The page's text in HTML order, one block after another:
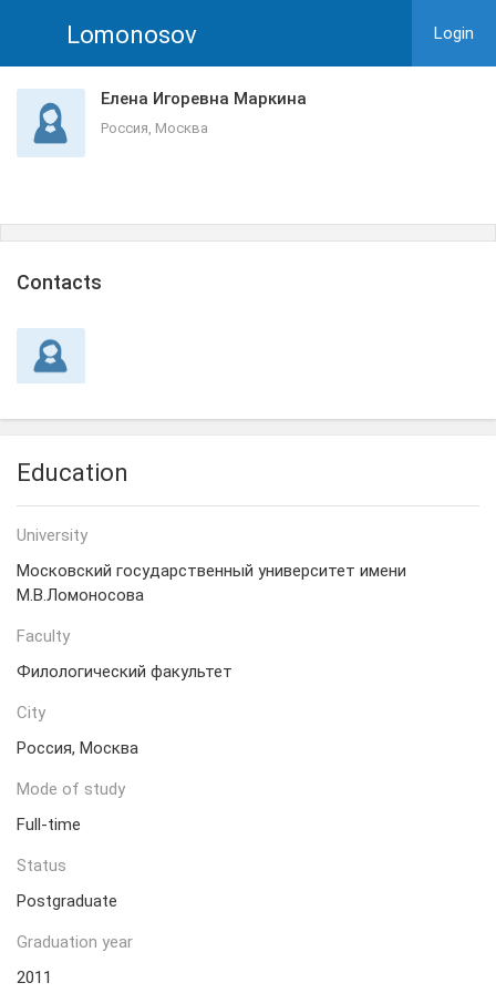
Lomonosov Login
Елена Игоревна Маркина
Россия, Москва
Сontacts
Education
University
Московский государственный университет имени
М.В.Ломоносова
Faculty
Филологический факультет
City
Россия, Москва
Mode of study
Full-time
Status
Postgraduate
Graduation year
2011